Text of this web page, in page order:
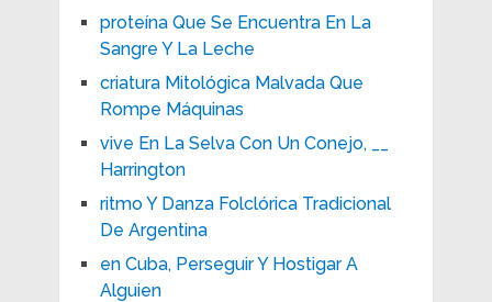
proteína Que Se Encuentra En La
Sangre Y La Leche
criatura Mitológica Malvada Que
Rompe Máquinas
vive En La Selva Con Un Conejo, __
Harrington
ritmo Y Danza Folclórica Tradicional
De Argentina
en Cuba, Perseguir Y Hostigar A
Alguien